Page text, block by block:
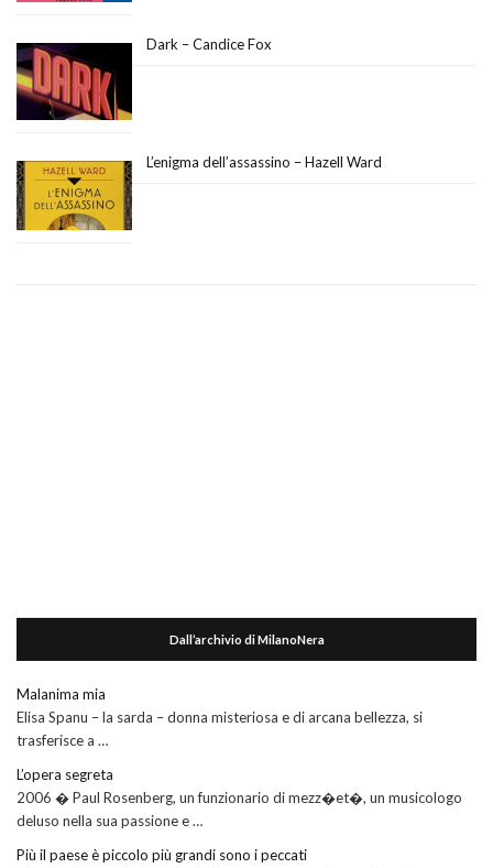
Dark – Candice Fox
L’enigma dell’assassino – Hazell Ward
Dall’archivio di MilanoNera
Malanima mia
Elisa Spanu – la sarda – donna misteriosa e di arcana bellezza, si
trasferisce a …
L’opera segreta
2006 � Paul Rosenberg, un funzionario di mezz�et�, un musicologo
deluso nella sua passione e …
Più il paese è piccolo più grandi sono i peccati